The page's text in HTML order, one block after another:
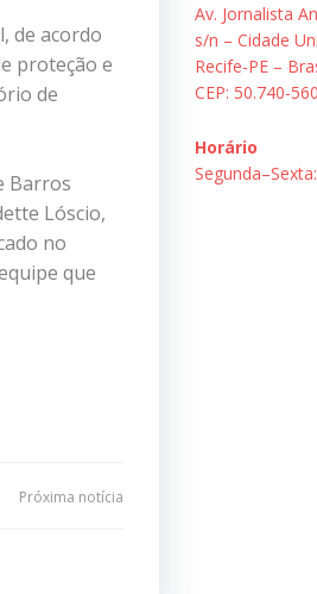
de acordo
proteção e
de
Barros
Lóscio,
no
que
Próxima notícia
Av. Jornalista
s/n – Cidade
Recife-PE –
CEP: 50.740-560
Horário